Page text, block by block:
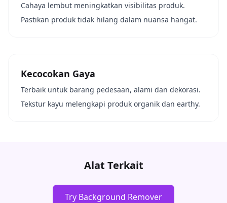
Cahaya lembut meningkatkan visibilitas produk.
Pastikan produk tidak hilang dalam nuansa hangat.
Kecocokan Gaya
Terbaik untuk barang pedesaan, alami dan dekorasi.
Tekstur kayu melengkapi produk organik dan earthy.
Alat Terkait
Try Background Remover